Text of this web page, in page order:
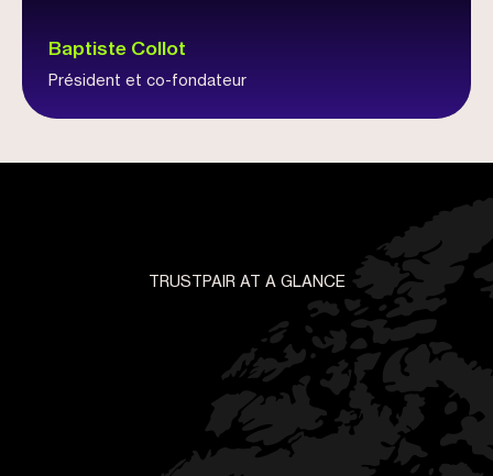
Baptiste Collot
Président et co-fondateur
TRUSTPAIR AT A GLANCE